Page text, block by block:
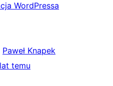
WordPressa
Paweł Knapek
temu